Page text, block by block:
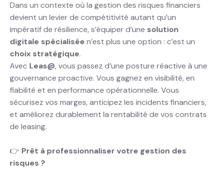
Dans un contexte où la gestion des risques financiers
devient un levier de compétitivité autant qu’un
impératif de résilience, s’équiper d’une solution
digitale spécialisée n’est plus une option : c’est un
choix stratégique.
Avec Leas@, vous passez d’une posture réactive à une
gouvernance proactive. Vous gagnez en visibilité, en
fiabilité et en performance opérationnelle. Vous
sécurisez vos marges, anticipez les incidents financiers,
et améliorez durablement la rentabilité de vos contrats
de leasing.
👉 Prêt à professionnaliser votre gestion des
risques ?